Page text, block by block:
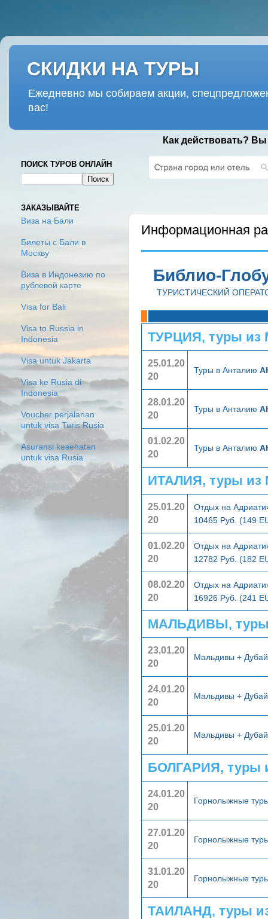
СКИДКИ НА ТУРЫ
Ежедневно мы собираем акции,
вас!
Как действовать?
Информационная
Библио-
ТУРИСТИЧЕСКИЙ
ТУРЦИЯ, туры из
25.01.20
20
Туры в Анталию
28.01.20
20
Туры в Анталию
01.02.20
20
Туры в Анталию
ИТАЛИЯ, туры из
25.01.20
20
Отдых на
10465 Руб. (149
01.02.20
20
Отдых на
12782 Руб. (182
08.02.20
20
Отдых на
16926 Руб. (241
МАЛЬДИВЫ, туры
23.01.20
20
Мальдивы +
24.01.20
20
Мальдивы +
25.01.20
20
Мальдивы +
БОЛГАРИЯ, туры
24.01.20
20
Горнолыжные
27.01.20
20
Горнолыжные
31.01.20
20
Горнолыжные
ТАИЛАНД, туры
ПОИСК ТУРОВ ОНЛАЙН
ЗАКАЗЫВАЙТЕ
Виза на Бали
Билеты с Бали в
Москву
Виза в Индонезию по
рублевой карте
Visa for Bali
Visa to Russia in
Indonesia
Visa untuk Jakarta
Visa ke Rusia di
Indonesia
Voucher perjalanan
untuk visa Turis Rusia
Asuransi kesehatan
untuk visa Rusia